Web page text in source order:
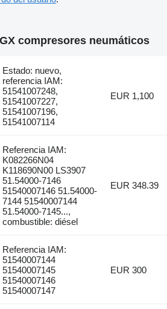
compresores neumáticos
Estado: nuevo,
referencia IAM:
51541007248,
51541007227,
51541007196,
51541007114
EUR 1,100
Referencia IAM:
K082266N04
K118690N00 LS3907
51.54000-7146
51540007146 51.54000-
7144 51540007144
51.54000-7145...,
combustible: diésel
EUR 348.39
Referencia IAM:
51540007144
51540007145
51540007146
51540007147
EUR 300